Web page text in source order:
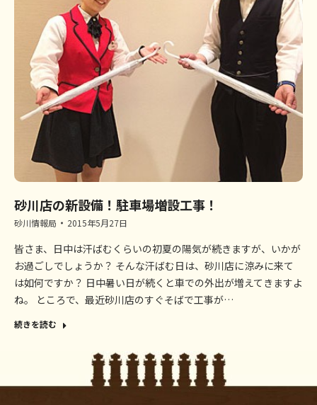
砂川店の新設備！駐車場増設工事！
砂川情報局 2015年5月27日
皆さま、日中は汗ばむくらいの初夏の陽気が続きますが、いかが
お過ごしでしょうか？ そんな汗ばむ日は、砂川店に涼みに来て
は如何ですか？ 日中暑い日が続くと車での外出が増えてきますよ
ね。 ところで、最近砂川店のすぐそばで工事が…
続きを読む